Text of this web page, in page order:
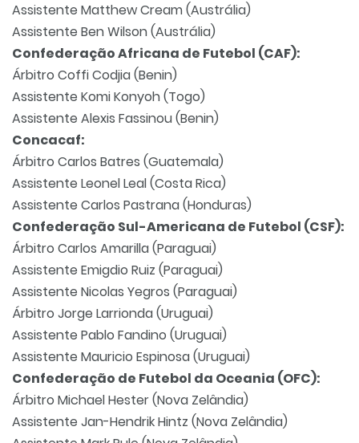
Assistente Matthew Cream (Austrália)
Assistente Ben Wilson (Austrália)
Confederação Africana de Futebol (CAF):
Árbitro Coffi Codjia (Benin)
Assistente Komi Konyoh (Togo)
Assistente Alexis Fassinou (Benin)
Concacaf:
Árbitro Carlos Batres (Guatemala)
Assistente Leonel Leal (Costa Rica)
Assistente Carlos Pastrana (Honduras)
Confederação Sul-Americana de Futebol (CSF):
Árbitro Carlos Amarilla (Paraguai)
Assistente Emigdio Ruiz (Paraguai)
Assistente Nicolas Yegros (Paraguai)
Árbitro Jorge Larrionda (Uruguai)
Assistente Pablo Fandino (Uruguai)
Assistente Mauricio Espinosa (Uruguai)
Confederação de Futebol da Oceania (OFC):
Árbitro Michael Hester (Nova Zelândia)
Assistente Jan-Hendrik Hintz (Nova Zelândia)